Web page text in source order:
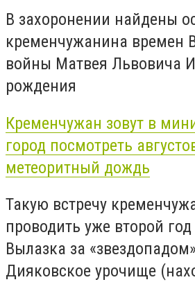
В захоронении найдены
кременчужанина времен
войны Матвея Львовича
рождения
Кременчужан зовут в
город посмотреть
метеоритный дождь
Такую встречу
проводить уже второй
Вылазка за
Дияковское урочище